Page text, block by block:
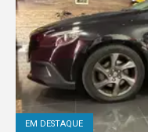
EM DESTAQUE